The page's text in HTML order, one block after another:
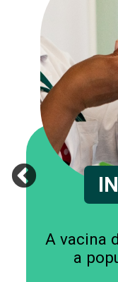
A vacina
a